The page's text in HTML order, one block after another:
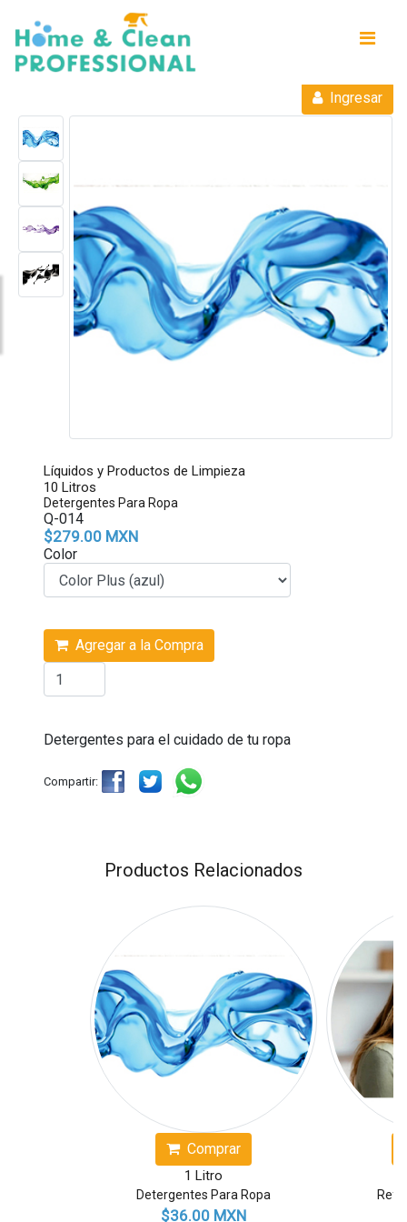
Ingresar
Líquidos y Productos de Limpieza
10 Litros
Detergentes Para Ropa
Q-014
$279.00 MXN
Color
Agregar a la Compra
Detergentes para el cuidado de tu ropa
Compartir:
Productos Relacionados
Comprar
1 Litro
Detergentes Para Ropa
$36.00 MXN